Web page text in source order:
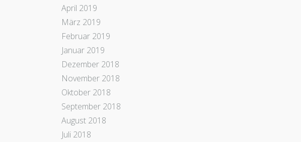
April 2019
März 2019
Februar 2019
Januar 2019
Dezember 2018
November 2018
Oktober 2018
September 2018
August 2018
Juli 2018